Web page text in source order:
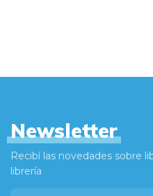
Newsletter
Recibí las novedades sobre
librería